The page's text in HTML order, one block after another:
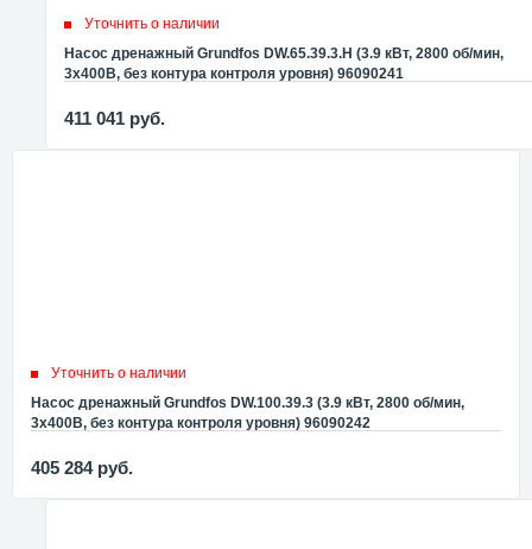
Уточнить о наличии
Насос дренажный Grundfos DW.65.39.3.H (3.9 кВт, 2800 об/мин,
3x400В, без контура контроля уровня) 96090241
411 041 руб.
Уточнить о наличии
Насос дренажный Grundfos DW.100.39.3 (3.9 кВт, 2800 об/мин,
3x400В, без контура контроля уровня) 96090242
405 284 руб.